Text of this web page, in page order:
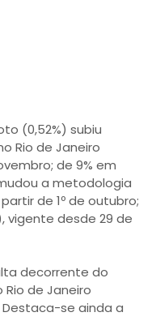
(0,52%) subiu
Rio de Janeiro
de 9% em
a metodologia
de 1º de outubro;
vigente desde 29 de
decorrente do
de Janeiro
Destaca-se ainda a